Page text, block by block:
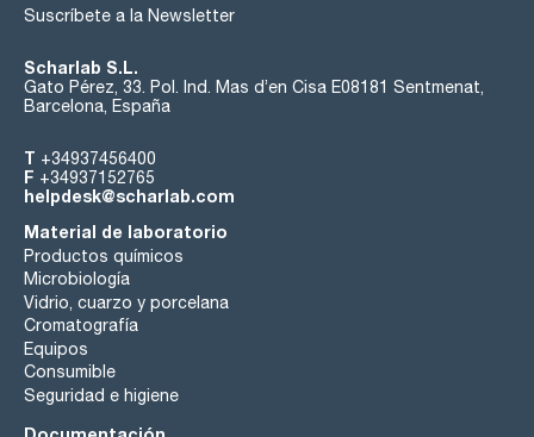
Suscríbete a la Newsletter
Scharlab S.L.
Gato Pérez, 33. Pol. Ind. Mas d’en Cisa E08181 Sentmenat,
Barcelona, España
T +34937456400
F +34937152765
helpdesk@scharlab.com
Material de laboratorio
Productos químicos
Microbiología
Vidrio, cuarzo y porcelana
Cromatografía
Equipos
Consumible
Seguridad e higiene